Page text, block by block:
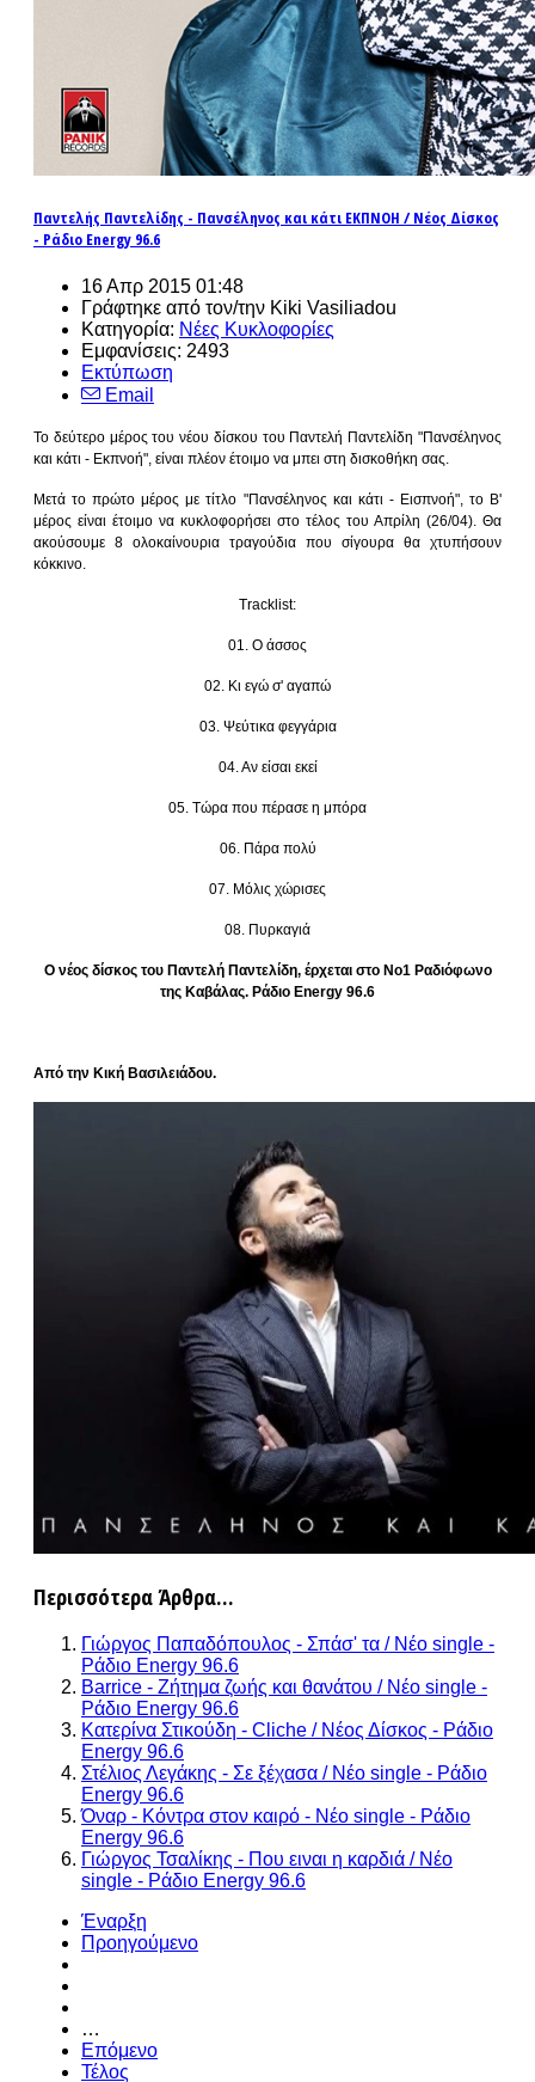
Παντελής Παντελίδης - Πανσέληνος και κάτι ΕΚΠΝΟΗ / Νέος Δίσκος
- Ράδιο Energy 96.6
16 Απρ 2015 01:48
Γράφτηκε από τον/την Kiki Vasiliadou
Κατηγορία: Νέες Κυκλοφορίες
Εμφανίσεις: 2493
Εκτύπωση
Email
Το δεύτερο μέρος του νέου δίσκου του Παντελή Παντελίδη "Πανσέληνος
και κάτι - Εκπνοή", είναι πλέον έτοιμο να μπει στη δισκοθήκη σας.
Μετά το πρώτο μέρος με τίτλο "Πανσέληνος και κάτι - Εισπνοή", το Β'
μέρος είναι έτοιμο να κυκλοφορήσει στο τέλος του Απρίλη (26/04). Θα
ακούσουμε 8 ολοκαίνουρια τραγούδια που σίγουρα θα χτυπήσουν
κόκκινο.
Τracklist:
01. Ο άσσος
02. Κι εγώ σ' αγαπώ
03. Ψεύτικα φεγγάρια
04. Αν είσαι εκεί
05. Τώρα που πέρασε η μπόρα
06. Πάρα πολύ
07. Μόλις χώρισες
08. Πυρκαγιά
Ο νέος δίσκος του Παντελή Παντελίδη, έρχεται στο Νο1 Ραδιόφωνο
της Καβάλας. Ράδιο Εnergy 96.6
Από την Κική Βασιλειάδου.
Περισσότερα Άρθρα...
Γιώργος Παπαδόπουλος - Σπάσ' τα / Νέο single -
Ράδιο Energy 96.6
Barrice - Ζήτημα ζωής και θανάτου / Νέο single -
Ράδιο Energy 96.6
Κατερίνα Στικούδη - Cliche / Νέος Δίσκος - Ράδιο
Energy 96.6
Στέλιος Λεγάκης - Σε ξέχασα / Νέο single - Ράδιο
Energy 96.6
Όναρ - Κόντρα στον καιρό - Νέο single - Ράδιο
Energy 96.6
Γιώργος Τσαλίκης - Που ειναι η καρδιά / Νέο
single - Ράδιο Εnergy 96.6
Έναρξη
Προηγούμενο
…
Επόμενο
Τέλος